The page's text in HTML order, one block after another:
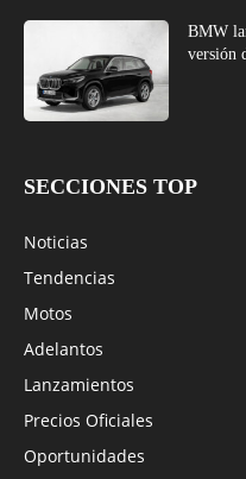
BMW
versión
SECCIONES TOP
Noticias
Tendencias
Motos
Adelantos
Lanzamientos
Precios Oficiales
Oportunidades